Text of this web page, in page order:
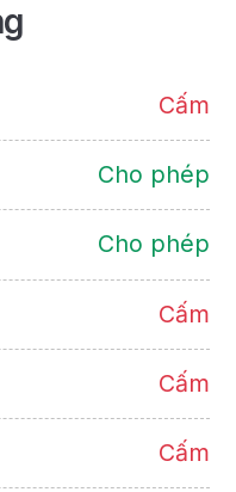
Cấm
Cho phép
Cho phép
Cấm
Cấm
Cấm